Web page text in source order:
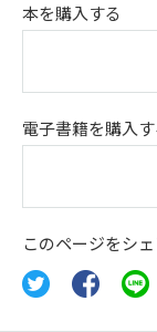
本を購入する
電子書籍を購入す
このページをシ